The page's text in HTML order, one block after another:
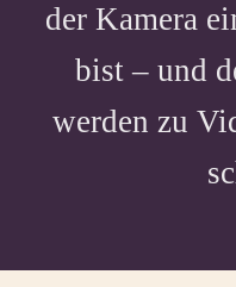
der Kamera
bist – und
werden zu